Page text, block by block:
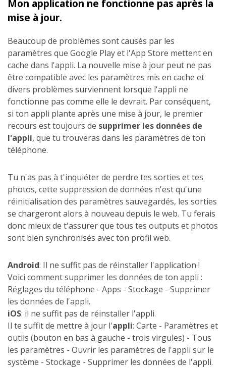
Mon application ne fonctionne pas après la
mise à jour.
Beaucoup de problèmes sont causés par les
paramètres que Google Play et l'App Store mettent en
cache dans l'appli. La nouvelle mise à jour peut ne pas
être compatible avec les paramètres mis en cache et
divers problèmes surviennent lorsque l'appli ne
fonctionne pas comme elle le devrait. Par conséquent,
si ton appli plante après une mise à jour, le premier
recours est toujours de supprimer les données de
l'appli, que tu trouveras dans les paramètres de ton
téléphone.
Tu n'as pas à t'inquiéter de perdre tes sorties et tes
photos, cette suppression de données n'est qu'une
réinitialisation des paramètres sauvegardés, les sorties
se chargeront alors à nouveau depuis le web. Tu ferais
donc mieux de t'assurer que tous tes outputs et photos
sont bien synchronisés avec ton profil web.
Android: Il ne suffit pas de réinstaller l'application !
Voici comment supprimer les données de ton appli :
Réglages du téléphone - Apps - Stockage - Supprimer
les données de l'appli.
iOS: il ne suffit pas de réinstaller l'appli.
Il te suffit de mettre à jour l'appli: Carte - Paramètres et
outils (bouton en bas à gauche - trois virgules) - Tous
les paramètres - Ouvrir les paramètres de l'appli sur le
système - Stockage - Supprimer les données de l'appli.